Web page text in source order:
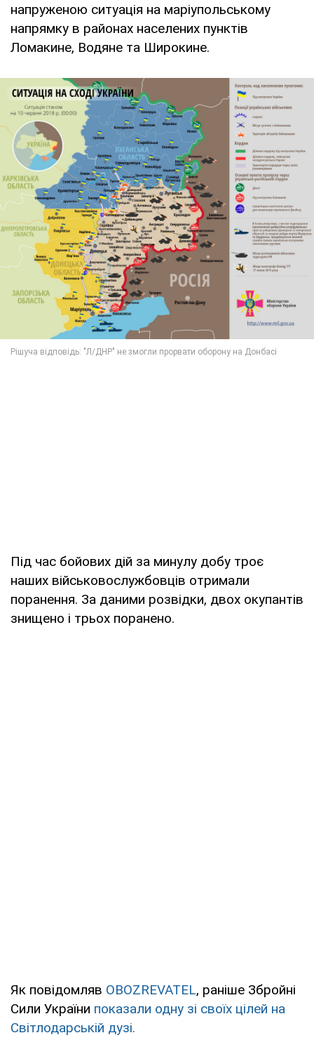
напруженою ситуація на маріупольському
напрямку в районах населених пунктів
Ломакине, Водяне та Широкине.
Під час бойових дій за минулу добу троє
наших військовослужбовців отримали
поранення. За даними розвідки, двох окупантів
знищено і трьох поранено.
Як повідомляв OBOZREVATEL, раніше Збройні
Сили України показали одну зі своїх цілей на
Світлодарській дузі.